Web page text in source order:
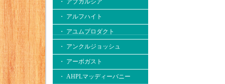
・ アブガルシア
・ アルフハイト
・ アユムプロダクト
・ アンクルジョッシュ
・ アーボガスト
・ AHPLマッディーバニー